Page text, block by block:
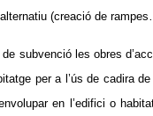
(creació de
subvenció les obres
per a l’ús de cadira
en l’edifici o